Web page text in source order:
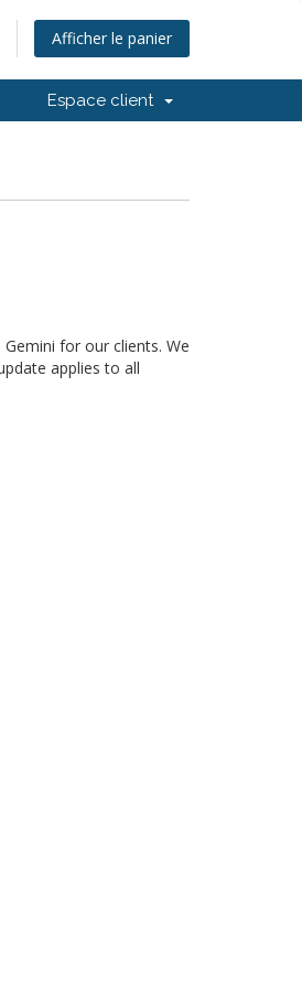
Afficher le panier
Espace client
for our clients. We
applies to all